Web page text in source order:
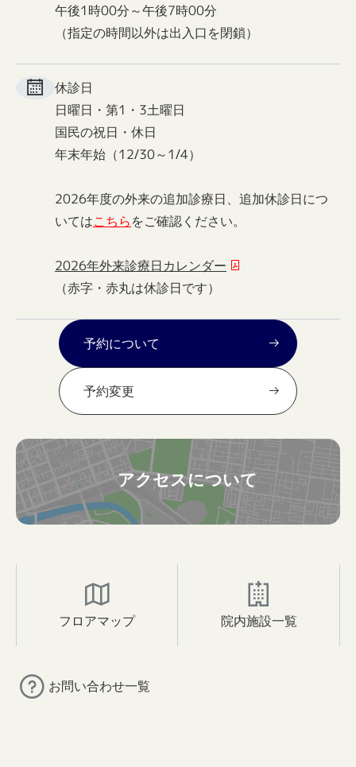
午後1時00分～午後7時00分
（指定の時間以外は出入口を閉鎖）
休診日
日曜日・第1・3土曜日
国民の祝日・休日
年末年始（12/30～1/4）
2026年度の外来の追加診療日、追加休診日につ
いてはこちらをご確認ください。
2026年外来診療日カレンダー
（赤字・赤丸は休診日です）
予約について
予約変更
アクセスについて
フロアマップ 院内施設一覧
お問い合わせ一覧